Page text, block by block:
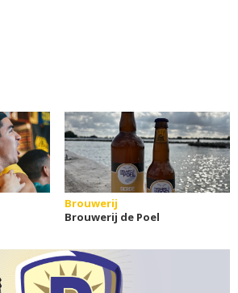
Brouwerij
Brouwerij de Poel